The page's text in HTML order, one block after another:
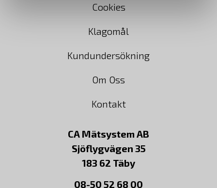
Cookies
Klagomål
Kundundersökning
Om Oss
Kontakt
CA Mätsystem AB
Sjöflygvägen 35
183 62 Täby
08-50 52 68 00